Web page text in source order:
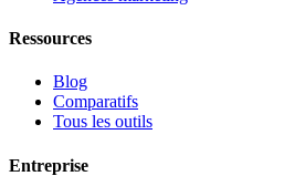
Ressources
Blog
Comparatifs
Tous les outils
Entreprise